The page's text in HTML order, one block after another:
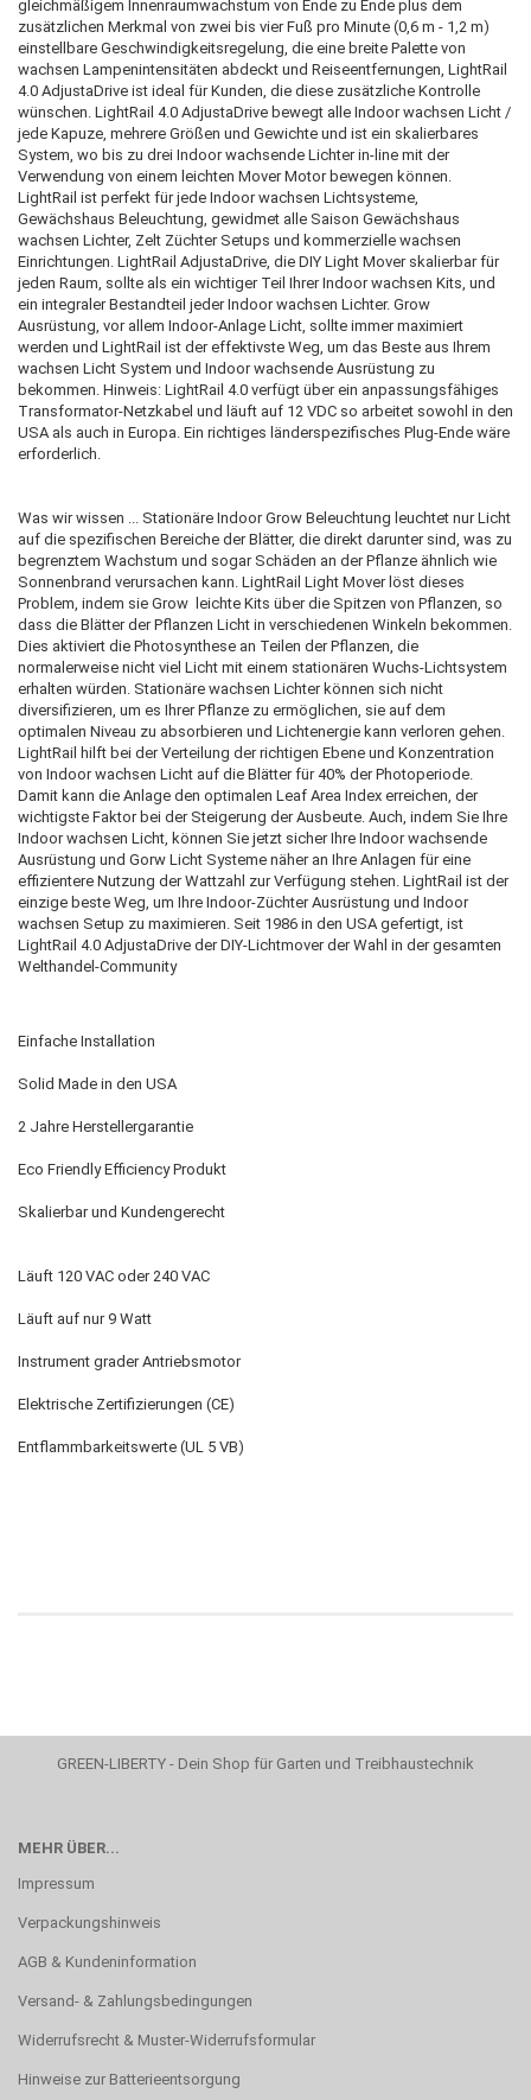
gleichmäßigem Innenraumwachstum von Ende zu Ende plus dem
zusätzlichen Merkmal von zwei bis vier Fuß pro Minute (0,6 m - 1,2 m)
einstellbare Geschwindigkeitsregelung, die eine breite Palette von
wachsen Lampenintensitäten abdeckt und Reiseentfernungen, LightRail
4.0 AdjustaDrive ist ideal für Kunden, die diese zusätzliche Kontrolle
wünschen. LightRail 4.0 AdjustaDrive bewegt alle Indoor wachsen Licht /
jede Kapuze, mehrere Größen und Gewichte und ist ein skalierbares
System, wo bis zu drei Indoor wachsende Lichter in-line mit der
Verwendung von einem leichten Mover Motor bewegen können.
LightRail ist perfekt für jede Indoor wachsen Lichtsysteme,
Gewächshaus Beleuchtung, gewidmet alle Saison Gewächshaus
wachsen Lichter, Zelt Züchter Setups und kommerzielle wachsen
Einrichtungen. LightRail AdjustaDrive, die DIY Light Mover skalierbar für
jeden Raum, sollte als ein wichtiger Teil Ihrer Indoor wachsen Kits, und
ein integraler Bestandteil jeder Indoor wachsen Lichter. Grow
Ausrüstung, vor allem Indoor-Anlage Licht, sollte immer maximiert
werden und LightRail ist der effektivste Weg, um das Beste aus Ihrem
wachsen Licht System und Indoor wachsende Ausrüstung zu
bekommen. Hinweis: LightRail 4.0 verfügt über ein anpassungsfähiges
Transformator-Netzkabel und läuft auf 12 VDC so arbeitet sowohl in den
USA als auch in Europa. Ein richtiges länderspezifisches Plug-Ende wäre
erforderlich.
Was wir wissen ... Stationäre Indoor Grow Beleuchtung leuchtet nur Licht
auf die spezifischen Bereiche der Blätter, die direkt darunter sind, was zu
begrenztem Wachstum und sogar Schäden an der Pflanze ähnlich wie
Sonnenbrand verursachen kann. LightRail Light Mover löst dieses
Problem, indem sie Grow leichte Kits über die Spitzen von Pflanzen, so
dass die Blätter der Pflanzen Licht in verschiedenen Winkeln bekommen.
Dies aktiviert die Photosynthese an Teilen der Pflanzen, die
normalerweise nicht viel Licht mit einem stationären Wuchs-Lichtsystem
erhalten würden. Stationäre wachsen Lichter können sich nicht
diversifizieren, um es Ihrer Pflanze zu ermöglichen, sie auf dem
optimalen Niveau zu absorbieren und Lichtenergie kann verloren gehen.
LightRail hilft bei der Verteilung der richtigen Ebene und Konzentration
von Indoor wachsen Licht auf die Blätter für 40% der Photoperiode.
Damit kann die Anlage den optimalen Leaf Area Index erreichen, der
wichtigste Faktor bei der Steigerung der Ausbeute. Auch, indem Sie Ihre
Indoor wachsen Licht, können Sie jetzt sicher Ihre Indoor wachsende
Ausrüstung und Gorw Licht Systeme näher an Ihre Anlagen für eine
effizientere Nutzung der Wattzahl zur Verfügung stehen. LightRail ist der
einzige beste Weg, um Ihre Indoor-Züchter Ausrüstung und Indoor
wachsen Setup zu maximieren. Seit 1986 in den USA gefertigt, ist
LightRail 4.0 AdjustaDrive der DIY-Lichtmover der Wahl in der gesamten
Welthandel-Community
Einfache Installation
Solid Made in den USA
2 Jahre Herstellergarantie
Eco Friendly Efficiency Produkt
Skalierbar und Kundengerecht
Läuft 120 VAC oder 240 VAC
Läuft auf nur 9 Watt
Instrument grader Antriebsmotor
Elektrische Zertifizierungen (CE)
Entflammbarkeitswerte (UL 5 VB)
GREEN-LIBERTY - Dein Shop für Garten und Treibhaustechnik
MEHR ÜBER...
Impressum
Verpackungshinweis
AGB & Kundeninformation
Versand- & Zahlungsbedingungen
Widerrufsrecht & Muster-Widerrufsformular
Hinweise zur Batterieentsorgung